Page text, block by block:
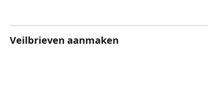
Veilbrieven aanmaken